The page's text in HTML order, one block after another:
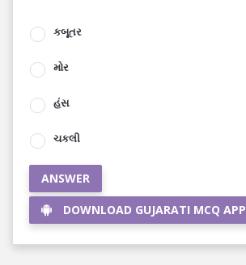
કબૂતર
મોર
હંસ
ચકલી
ANSWER
DOWNLOAD GUJARATI MCQ APP